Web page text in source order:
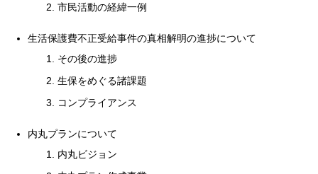
市民活動の経緯一例
生活保護費不正受給事件の真相解明の進捗について
その後の進捗
生保をめぐる諸課題
コンプライアンス
内丸プランについて
内丸ビジョン